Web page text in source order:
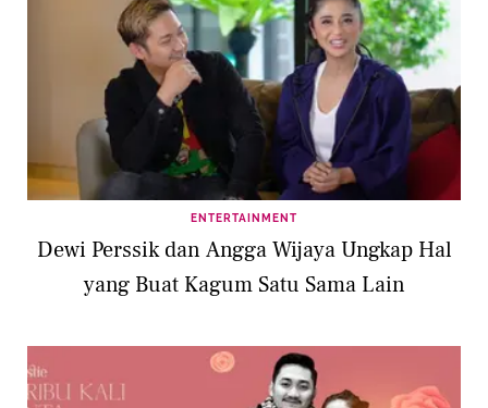
ENTERTAINMENT
Dewi Perssik dan Angga Wijaya Ungkap Hal
yang Buat Kagum Satu Sama Lain